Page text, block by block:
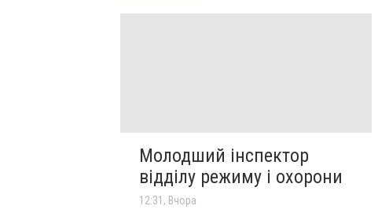
Молодший інспектор
відділу режиму і охорони
12:31, Вчора